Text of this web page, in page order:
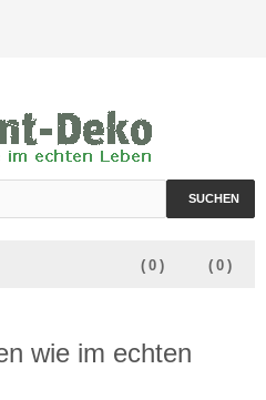
SUCHEN
( 0 )
( 0 )
wie im echten